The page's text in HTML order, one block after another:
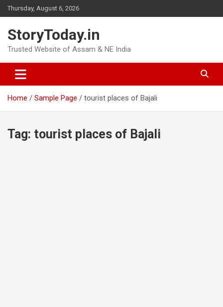
Skip
to
Thursday, August 6, 2026
StoryToday.in
Trusted Website of Assam & NE India
Home Sample Page tourist places of Bajali
Tag: tourist places of Bajali